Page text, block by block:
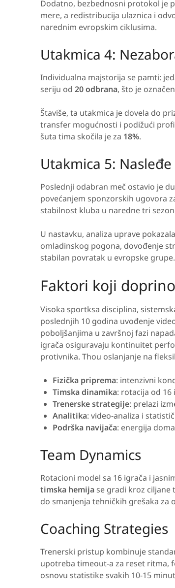
Dodatno, bezbednosni protokol je
mere, a redistribucija ulaznica i
narednim evropskim ciklusima.
Utakmica 4:
Individualna majstorija se pamti:
seriju od 20 odbrana, što je
Štaviše, ta utakmica je dovela do
transfer mogućnosti i podižući
šuta tima skočila je za 18%.
Utakmica 5:
Poslednji odabran meč ostavio je
povećanjem sponzorskih ugovora
stabilnost kluba u naredne tri
U nastavku, analiza uprave
omladinskog pogona, dovođenje
stabilan povratak u evropske grupe.
Faktori koji
Visoka sportksa disciplina,
poslednjih 10 godina uvođenje
poboljšanjima u završnoj fazi
igrača osiguravaju kontinuitet
protivnika. Thou oslanjanje na
Fizička priprema: intenzivni
Timska dinamika: rotacija od 16
Trenerske strategije: prelazi
Analitika: video-analiza i
Podrška navijača: energija
Team Dynamics
Rotacioni model sa 16 igrača i
timska hemijase gradi kroz ciljane
do smanjenja tehničkih grešaka za
Coaching Strategies
Trenerski pristup kombinuje
upotreba timeout-a za reset ritma,
osnovu statistike svakih 10-15